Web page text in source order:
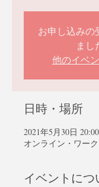
お申し込みの
まし
他のイベ
日時・場所
2021年5月30日 20:00
オンライン・ワー
イベントにつ